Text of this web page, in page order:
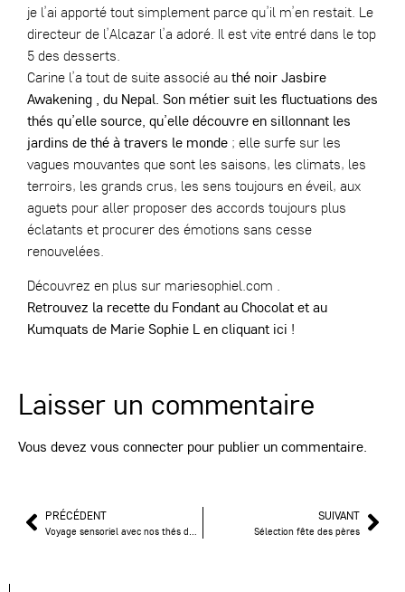
je l’ai apporté tout simplement parce qu’il m’en restait. Le
directeur de l’Alcazar l’a adoré. Il est vite entré dans le top
5 des desserts.
Carine l’a tout de suite associé au thé noir Jasbire
Awakening , du Nepal. Son métier suit les fluctuations des
thés qu’elle source, qu’elle découvre en sillonnant les
jardins de thé à travers le monde ; elle surfe sur les
vagues mouvantes que sont les saisons, les climats, les
terroirs, les grands crus, les sens toujours en éveil, aux
aguets pour aller proposer des accords toujours plus
éclatants et procurer des émotions sans cesse
renouvelées.
Découvrez en plus sur mariesophiel.com
Retrouvez la recette du Fondant au Chocolat et au
Kumquats de Marie Sophie L en cliquant ici !
Laisser un commentaire
Vous devez vous connecter pour publier un commentaire.
PRÉCÉDENT SUIVANT
Sélection fête des pères